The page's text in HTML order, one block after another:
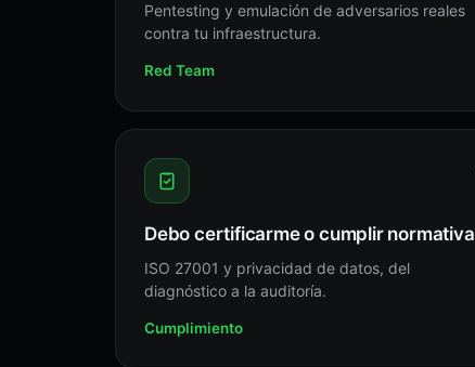
Pentesting y emulación de adversarios reales
contra tu infraestructura.
Red Team
Debo certificarme o cumplir normativa
ISO 27001 y privacidad de datos, del
diagnóstico a la auditoría.
Cumplimiento